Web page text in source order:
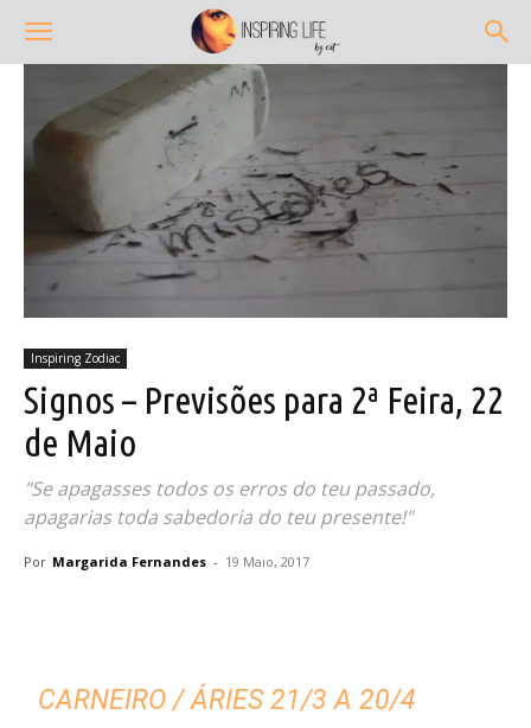
Inspiring Zodiac
Signos – Previsões para 2ª Feira, 22
de Maio
"Se apagasses todos os erros do teu passado,
apagarias toda sabedoria do teu presente!"
Por Margarida Fernandes - 19 Maio, 2017
CARNEIRO / ÁRIES 21/3 A 20/4